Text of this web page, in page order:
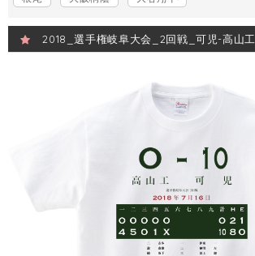
2018_選手権岐阜大会_2回戦_可児-高山工